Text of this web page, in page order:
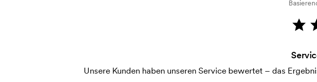
Unsere Kunden haben unseren Service bewertet – das